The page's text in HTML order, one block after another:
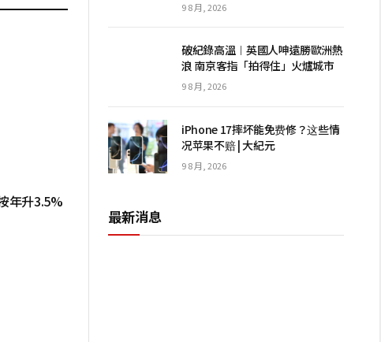
年升3.5%
9 8 月, 2026
破紀錄高溫︱英國人呻遠勝歐洲熱
浪 南京客指「拍得住」火爐城市
9 8 月, 2026
iPhone 17摔坏能免费修？这些情
况苹果不赔 | 大紀元
9 8 月, 2026
最新消息